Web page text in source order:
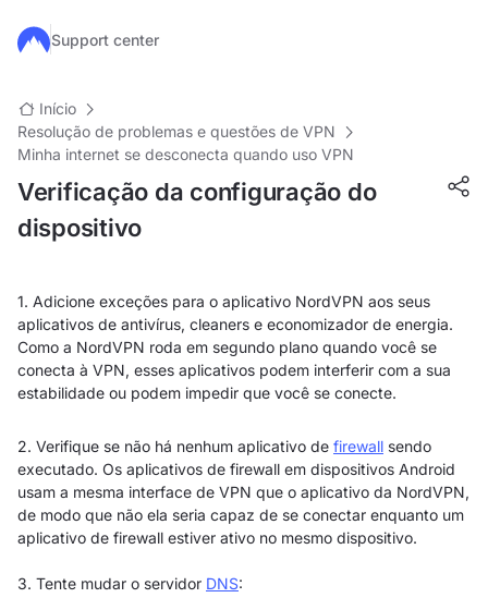
Ir para o conteúdo principal
Support center
Início
Resolução de problemas e questões de VPN
Minha internet se desconecta quando uso VPN
Verificação da configuração do
dispositivo
1. Adicione exceções para o aplicativo NordVPN aos seus
aplicativos de antivírus, cleaners e economizador de energia.
Como a NordVPN roda em segundo plano quando você se
conecta à VPN, esses aplicativos podem interferir com a sua
estabilidade ou podem impedir que você se conecte.
2. Verifique se não há nenhum aplicativo de firewall sendo
executado. Os aplicativos de firewall em dispositivos Android
usam a mesma interface de VPN que o aplicativo da NordVPN,
de modo que não ela seria capaz de se conectar enquanto um
aplicativo de firewall estiver ativo no mesmo dispositivo.
3. Tente mudar o servidor DNS: